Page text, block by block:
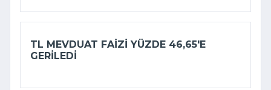
TL MEVDUAT FAIZI YÜZDE 46,65'E
GERILEDI